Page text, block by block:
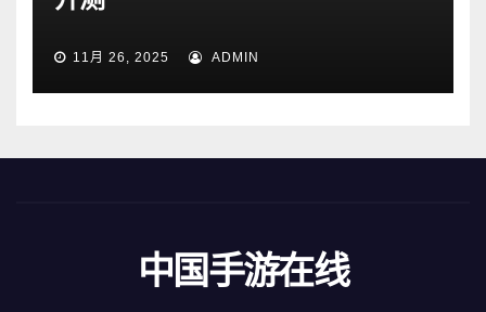
11月 26, 2025 ADMIN
中国手游在线